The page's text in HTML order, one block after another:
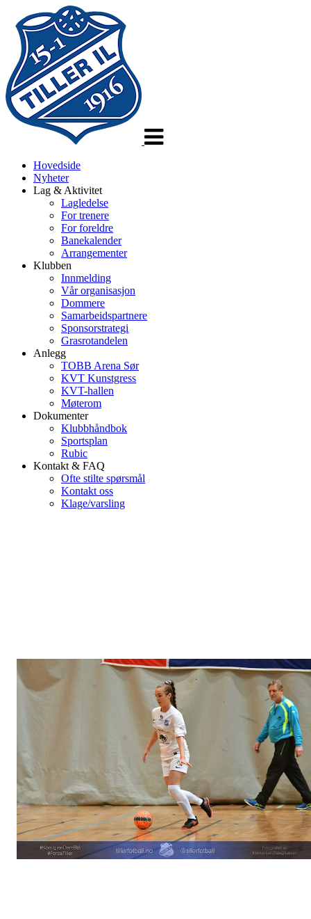
Hovedside
Nyheter
Lag & Aktivitet
Lagledelse
For trenere
For foreldre
Banekalender
Arrangementer
Klubben
Innmelding
Vår organisasjon
Dommere
Samarbeidspartnere
Sponsorstrategi
Grasrotandelen
Anlegg
TOBB Arena Sør
KVT Kunstgress
KVT-hallen
Møterom
Dokumenter
Klubbhåndbok
Sportsplan
Rubic
Kontakt & FAQ
Ofte stilte spørsmål
Kontakt oss
Klage/varsling